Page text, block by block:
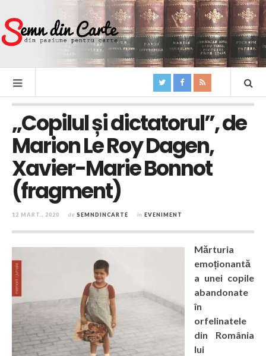
„Copilul și dictatorul”, de
Marion Le Roy Dagen,
Xavier-Marie Bonnot
(fragment)
12 MART., 2020 de SEMNDINCARTE în EVENIMENT
Mărturia
emoționantă
a unei copile
abandonate
în
orfelinatele
din România
lui